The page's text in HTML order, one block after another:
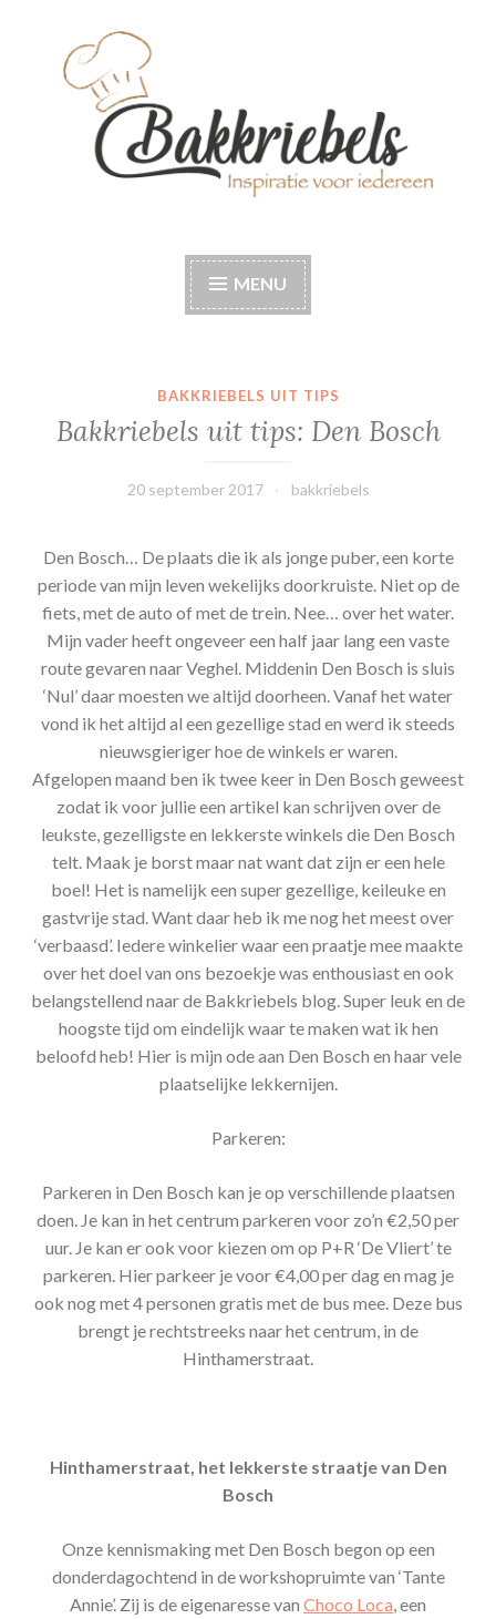
Bakkriebels
MENU
BAKKRIEBELS UIT TIPS
Bakkriebels uit tips: Den Bosch
20 september 2017 bakkriebels
Den Bosch… De plaats die ik als jonge puber, een korte
periode van mijn leven wekelijks doorkruiste. Niet op de
fiets, met de auto of met de trein. Nee… over het water.
Mijn vader heeft ongeveer een half jaar lang een vaste
route gevaren naar Veghel. Middenin Den Bosch is sluis
‘Nul’ daar moesten we altijd doorheen. Vanaf het water
vond ik het altijd al een gezellige stad en werd ik steeds
nieuwsgieriger hoe de winkels er waren.
Afgelopen maand ben ik twee keer in Den Bosch geweest
zodat ik voor jullie een artikel kan schrijven over de
leukste, gezelligste en lekkerste winkels die Den Bosch
telt. Maak je borst maar nat want dat zijn er een hele
boel! Het is namelijk een super gezellige, keileuke en
gastvrije stad. Want daar heb ik me nog het meest over
‘verbaasd’. Iedere winkelier waar een praatje mee maakte
over het doel van ons bezoekje was enthousiast en ook
belangstellend naar de Bakkriebels blog. Super leuk en de
hoogste tijd om eindelijk waar te maken wat ik hen
beloofd heb! Hier is mijn ode aan Den Bosch en haar vele
plaatselijke lekkernijen.
Parkeren:
Parkeren in Den Bosch kan je op verschillende plaatsen
doen. Je kan in het centrum parkeren voor zo’n €2,50 per
uur. Je kan er ook voor kiezen om op P+R ‘De Vliert’ te
parkeren. Hier parkeer je voor €4,00 per dag en mag je
ook nog met 4 personen gratis met de bus mee. Deze bus
brengt je rechtstreeks naar het centrum, in de
Hinthamerstraat.
Hinthamerstraat, het lekkerste straatje van Den
Bosch
Onze kennismaking met Den Bosch begon op een
donderdagochtend in de workshopruimte van ‘Tante
Annie’. Zij is de eigenaresse van Choco Loca , een